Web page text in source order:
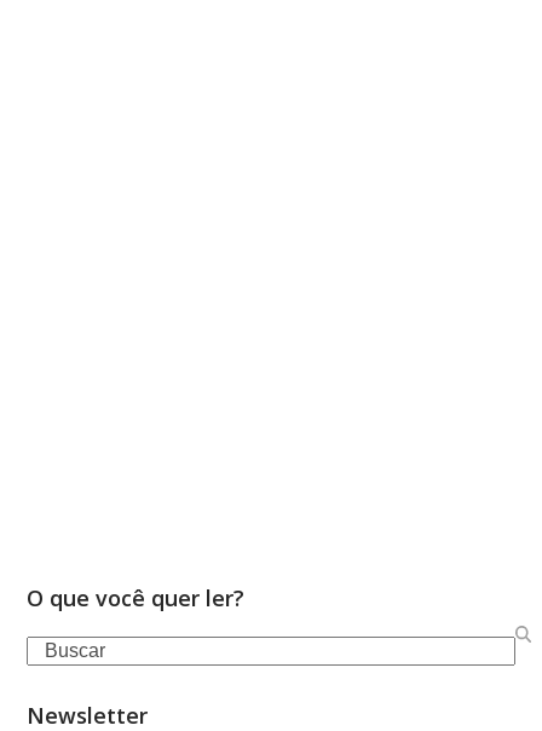
O que você quer ler?
Search
Newsletter